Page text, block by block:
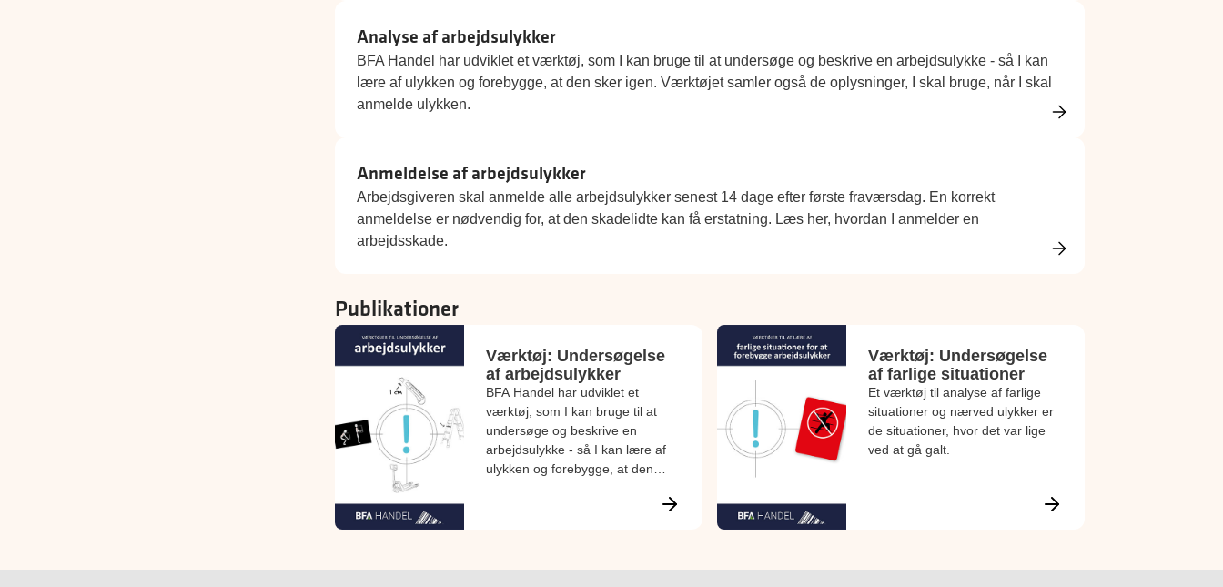
Analyse af arbejdsulykker
BFA Handel har udviklet et værktøj, som I kan bruge til at undersøge og beskrive en arbejdsulykke - så I kan
lære af ulykken og forebygge, at den sker igen. Værktøjet samler også de oplysninger, I skal bruge, når I skal
anmelde ulykken.
Anmeldelse af arbejdsulykker
Arbejdsgiveren skal anmelde alle arbejdsulykker senest 14 dage efter første fraværsdag. En korrekt
anmeldelse er nødvendig for, at den skadelidte kan få erstatning. Læs her, hvordan I anmelder en
arbejdsskade.
Publikationer
Værktøj: Undersøgelse
af arbejdsulykker
BFA Handel har udviklet et
værktøj, som I kan bruge til at
undersøge og beskrive en
arbejdsulykke - så I kan lære af
ulykken og forebygge, at den
Værktøj: Undersøgelse
af farlige situationer
Et værktøj til analyse af farlige
situationer og nærved ulykker er
de situationer, hvor det var lige
ved at gå galt.